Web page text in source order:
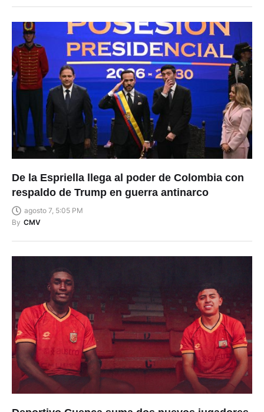
De la Espriella llega al poder de Colombia con
respaldo de Trump en guerra antinarco
agosto 7, 5:05 PM
By CMV